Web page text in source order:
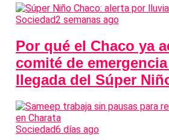
Sociedad2 semanas ago
Por qué el Chaco ya
comité de
llegada del Súper
Sociedad6 días ago